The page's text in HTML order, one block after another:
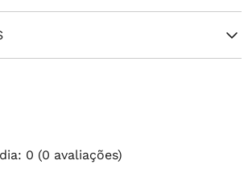
0 (0 avaliações)